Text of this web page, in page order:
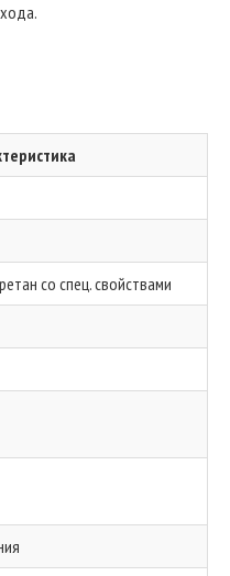
со спец. свойствами